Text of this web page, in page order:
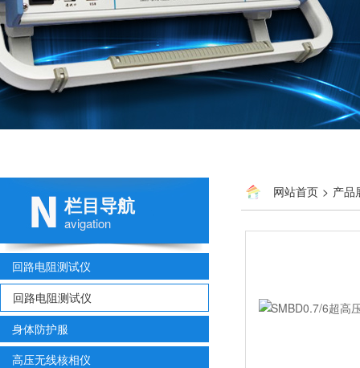
栏目导航
avigation
回路电阻测试仪
回路电阻测试仪
身体防护服
高压无线核相仪
网站首页 > 产品